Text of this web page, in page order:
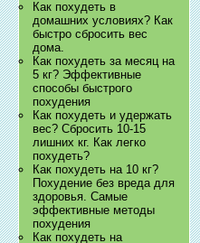
Как похудеть в
домашних условиях? Как
быстро сбросить вес
дома.
Как похудеть за месяц на
5 кг? Эффективные
способы быстрого
похудения
Как похудеть и удержать
вес? Сбросить 10-15
лишних кг. Как легко
похудеть?
Как похудеть на 10 кг?
Похудение без вреда для
здоровья. Самые
эффективные методы
похудения
Как похудеть на